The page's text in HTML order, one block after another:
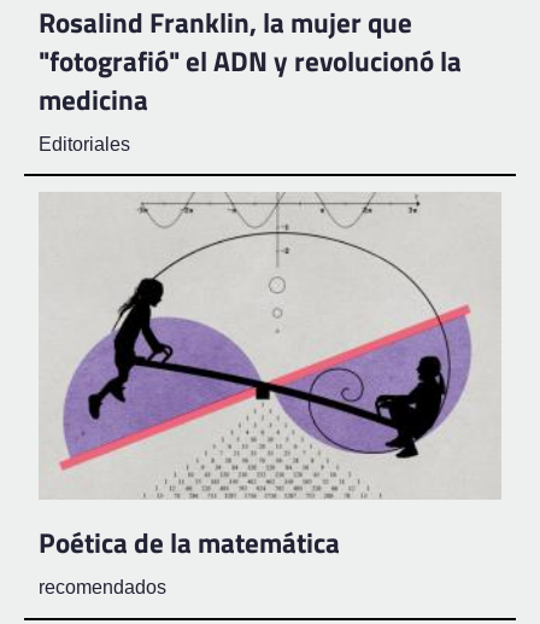
Rosalind Franklin, la mujer que
"fotografió" el ADN y revolucionó la
medicina
Editoriales
Poética de la matemática
recomendados